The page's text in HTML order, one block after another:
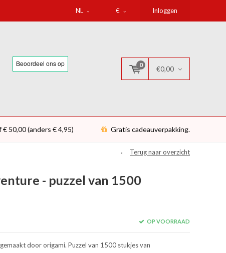
NL € Inloggen
0
€0,00
50,00 (anders € 4,95) Gratis cadeauverpakking.
Terug naar overzicht
- puzzel van 1500
OP VOORRAAD
door origami. Puzzel van 1500 stukjes van